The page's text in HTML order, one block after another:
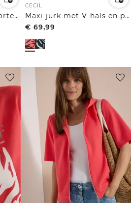
Carmen blouse met korte mouwen en bladprint
CECIL
Maxi-jurk met V-hals en print
€ 69,99